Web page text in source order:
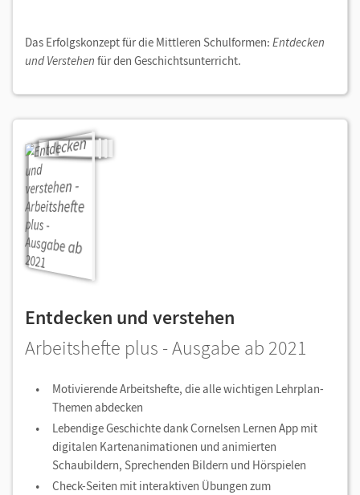
Das Erfolgskonzept für die Mittleren Schulformen: Entdecken
und Verstehen für den Geschichtsunterricht.
Entdecken und verstehen
Arbeitshefte plus - Ausgabe ab 2021
Motivierende Arbeitshefte, die alle wichtigen Lehrplan-
Themen abdecken
Lebendige Geschichte dank Cornelsen Lernen App mit
digitalen Kartenanimationen und animierten
Schaubildern, Sprechenden Bildern und Hörspielen
Check-Seiten mit interaktiven Übungen zum